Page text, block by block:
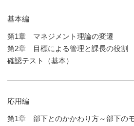
基本編
第1章 マネジメント理論の変遷
第2章 目標による管理と課長の役割
確認テスト（基本）
応用編
第1章 部下とのかかわり方～部下の